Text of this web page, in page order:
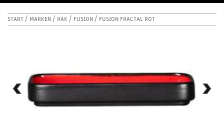
START MARKEN RAK FUSION FUSION FRACTAL ROT